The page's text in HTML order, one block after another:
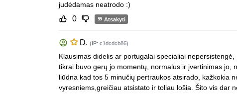
judėdamas neatrodo :)
0 Atsakyti
D. (IP: c1dcdcb86)
Klausimas didelis ar portugalai specialiai
tikrai buvo gerų jo momentų, normalus ir įvertinimas jo,
liūdna kad tos 5 minučių pertraukos atsirado, kažkokia
vyresniems,greičiau atsistato ir toliau lošia. Šito vis dar